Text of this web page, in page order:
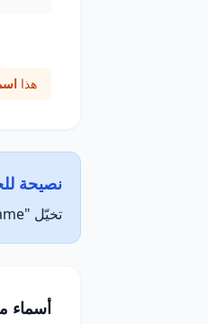
هذا
نصيحة
تخيّل "Name" باللون الأزرق — الأزرق = der (مذكر). تخيّل الكلمة مكتوبة بحبر الأزرق لتذكّر جنسها.
أسماء